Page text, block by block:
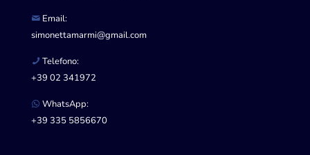
Email:
simonettamarmi@gmail.com
Telefono:
+39 02 341972
WhatsApp:
+39 335 5856670